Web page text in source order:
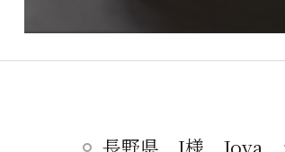
長野県 I様 Joya ジ